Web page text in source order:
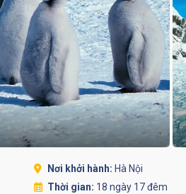
Nơi khởi hành: Hà Nội
Thời gian: 18 ngày 17 đêm